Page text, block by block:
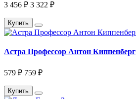
3 456 ₽ 3 322 ₽
Купить
Астра Профессор Антон Киппенберг
579 ₽ 759 ₽
Купить